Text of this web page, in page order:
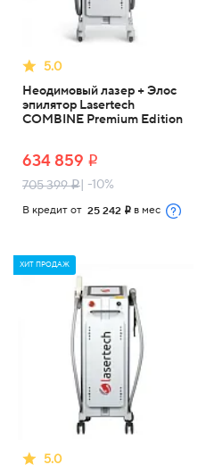
5.0
Неодимовый лазер + Элос
эпилятор Lasertech
COMBINE Premium Edition
634 859 i
705 399i| -10%
В кредит от 25 242 i в мес
ХИТ ПРОДАЖ
5.0